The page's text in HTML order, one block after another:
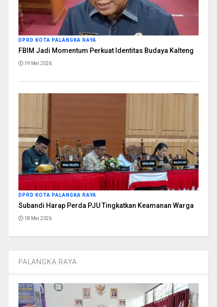
DPRD KOTA PALANGKA RAYA
FBIM Jadi Momentum Perkuat Identitas Budaya Kalteng
19 Mei 2026
DPRD KOTA PALANGKA RAYA
Subandi Harap Perda PJU Tingkatkan Keamanan Warga
18 Mei 2026
PALANGKA RAYA